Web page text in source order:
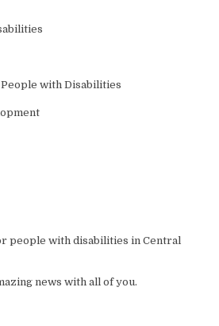
with Disabilities
people with disabilities in Central
news with all of you.